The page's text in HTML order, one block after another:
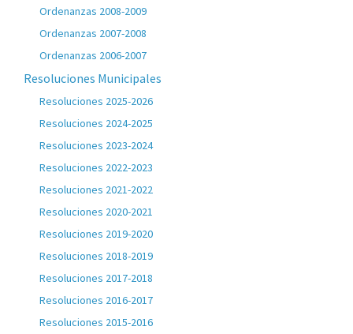
Ordenanzas 2008-2009
Ordenanzas 2007-2008
Ordenanzas 2006-2007
Resoluciones Municipales
Resoluciones 2025-2026
Resoluciones 2024-2025
Resoluciones 2023-2024
Resoluciones 2022-2023
Resoluciones 2021-2022
Resoluciones 2020-2021
Resoluciones 2019-2020
Resoluciones 2018-2019
Resoluciones 2017-2018
Resoluciones 2016-2017
Resoluciones 2015-2016